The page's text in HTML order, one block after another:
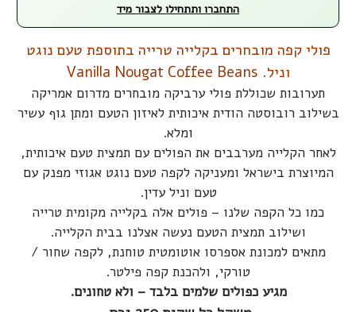
התחברו ותתחילו לצבור מיד
פולי קפה מובחרים בקלייה טרייה בתוספת טעם נוגט
וניל. Vanilla Nougat Coffee Beans
תערובות שכוללת פולי ערביקה מובחרים מדרום אמריקה
בשילוב רובוסטה הודית איכותית לאיזון הטעם ומתן גוף עשיר
ומלא.
לאחר הקלייה מערבבים את הפולים עם תמצית טעם איכותית,
המיוצרת בישראל ומעניקה לקפה טעם נוגט אגוזי מפנק עם
טעם וניל עדין.
כמו כל הקפה שלנו – פולים אלה בקלייה מקומית טרייה
ושילוב תמצית הטעם נעשה אצלנו בבית הקלייה.
מתאים למכונת אספרסו אוטומטית טוחנת, לקפה שחור /
טורקי, ולהכנת קפה פילטר.
מגיע כפולים שלמים בלבד – ולא טחונים.